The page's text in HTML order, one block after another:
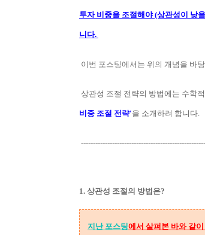
투자 비중을 조절해야 (상관성이 낮
니다.
이번 포스팅에서는 위의 개념을 바
상관성 조절 전략의 방법에는 수학
비중 조절 전략'을 소개하려 합니다.
1. 상관성 조절의 방법은?
지난 포스팅에서 살펴본 바와 같